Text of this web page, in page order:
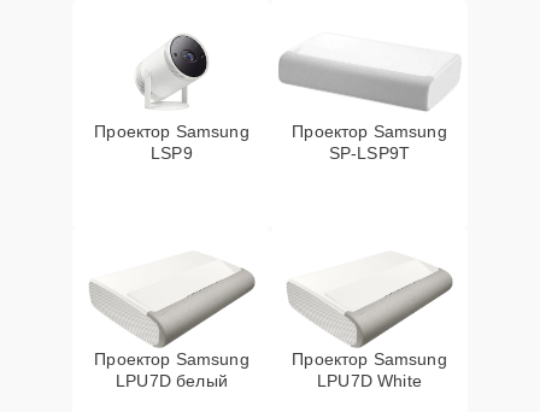
Проектор Samsung
LSP9
Проектор Samsung
SP-LSP9T
Проектор Samsung
LPU7D белый
Проектор Samsung
LPU7D White